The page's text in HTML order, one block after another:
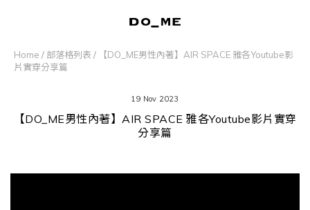
Home / 部落格列表 /
【DO_ME男性內著】AIR SPACE 雅各Youtube影
片實穿分享篇
19 Nov 2023
【DO_ME男性內著】AIR SPACE 雅各Youtube影片實穿
分享篇